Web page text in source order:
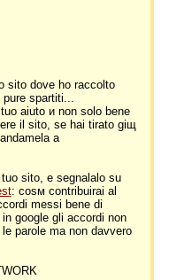
sito dove ho raccolto
spartiti...
aiuto и non solo bene
il sito, se hai tirato giщ
a
sito, e segnalalo su
: cosм contribuirai al
messi bene di
google gli accordi non
parole ma non davvero